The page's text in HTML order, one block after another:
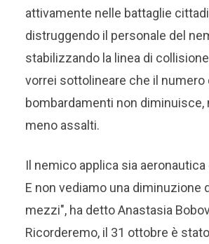
attivamente nelle battaglie
distruggendo il personale del
stabilizzando la linea di
vorrei sottolineare che il numero
bombardamenti non diminuisce,
meno assalti.
Il nemico applica sia
E non vediamo una diminuzione
mezzi", ha detto Anastasia
Ricorderemo, il 31 ottobre è